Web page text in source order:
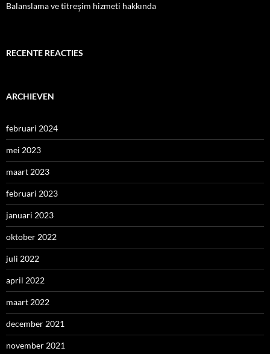
Balanslama ve titreşim hizmeti hakkında
RECENTE REACTIES
ARCHIEVEN
februari 2024
mei 2023
maart 2023
februari 2023
januari 2023
oktober 2022
juli 2022
april 2022
maart 2022
december 2021
november 2021